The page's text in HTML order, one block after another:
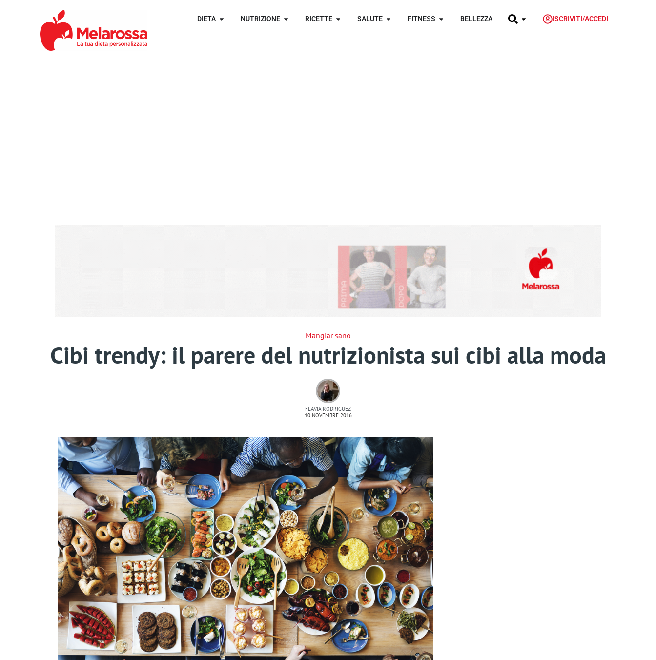
DIETA NUTRIZIONE RICETTE SALUTE FITNESS BELLEZZA ISCRIVITI/ACCEDI
Mangiar sano
Cibi trendy: il parere del nutrizionista sui cibi alla moda
FLAVIA RODRIGUEZ
10 NOVEMBRE 2016